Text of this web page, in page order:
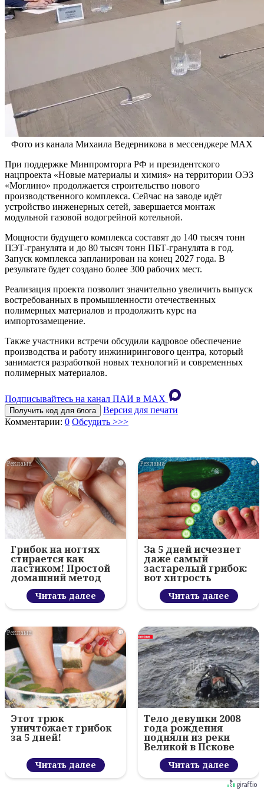
Фото из канала Михаила Ведерникова в мессенджере MAX
При поддержке Минпромторга РФ и президентского
нацпроекта «Новые материалы и химия» на территории ОЭЗ
«Моглино» продолжается строительство нового
производственного комплекса. Сейчас на заводе идёт
устройство инженерных сетей, завершается монтаж
модульной газовой водогрейной котельной.
Мощности будущего комплекса составят до 140 тысяч тонн
ПЭТ-гранулята и до 80 тысяч тонн ПБТ-гранулята в год.
Запуск комплекса запланирован на конец 2027 года. В
результате будет создано более 300 рабочих мест.
Реализация проекта позволит значительно увеличить выпуск
востребованных в промышленности отечественных
полимерных материалов и продолжить курс на
импортозамещение.
Также участники встречи обсудили кадровое обеспечение
производства и работу инжинирингового центра, который
занимается разработкой новых технологий и современных
полимерных материалов.
Подписывайтесь на канал ПАИ в MAХ
Получить код для блога
Версия для печати
Комментарии: 0 Обсудить >>>
i
Грибок на ногтях
стирается как
ластиком! Простой
домашний метод
Читать далее
i
За 5 дней исчезнет
даже самый
застарелый грибок:
вот хитрость
Читать далее
i
Этот трюк
уничтожает грибок
за 5 дней!
Читать далее
Тело девушки 2008
года рождения
подняли из реки
Великой в Пскове
Читать далее